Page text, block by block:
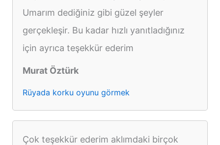
Umarım dediğiniz gibi güzel şeyler
gerçekleşir. Bu kadar hızlı yanıtladığınız
için ayrıca teşekkür ederim
Murat Öztürk
Rüyada korku oyunu görmek
Çok teşekkür ederim aklımdaki birçok